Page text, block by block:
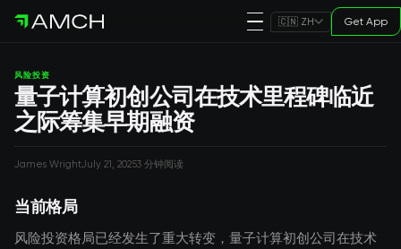
🇨🇳 ZH Get App
风险投资
量子计算初创公司在技术里程碑临近
之际筹集早期融资
James WrightJuly 21, 20253 分钟阅读
当前格局
风险投资格局已经发生了重大转变，量子计算初创公司在技术